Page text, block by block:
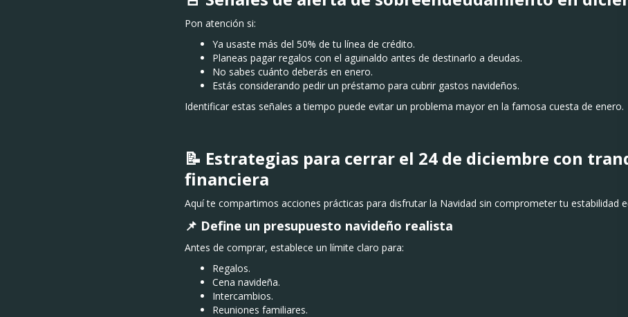
Pon atención si:
Ya usaste más del 50% de tu línea de crédito.
Planeas pagar regalos con el aguinaldo antes de destinarlo a deudas.
No sabes cuánto deberás en enero.
Estás considerando pedir un préstamo para cubrir gastos navideños.
Identificar estas señales a tiempo puede evitar un problema mayor en la famosa cuesta de enero.
📝 Estrategias para cerrar el 24 de diciembre con
financiera
Aquí te compartimos acciones prácticas para disfrutar la Navidad sin comprometer tu estabilidad
📌 Define un presupuesto navideño realista
Antes de comprar, establece un límite claro para:
Regalos.
Cena navideña.
Intercambios.
Reuniones familiares.